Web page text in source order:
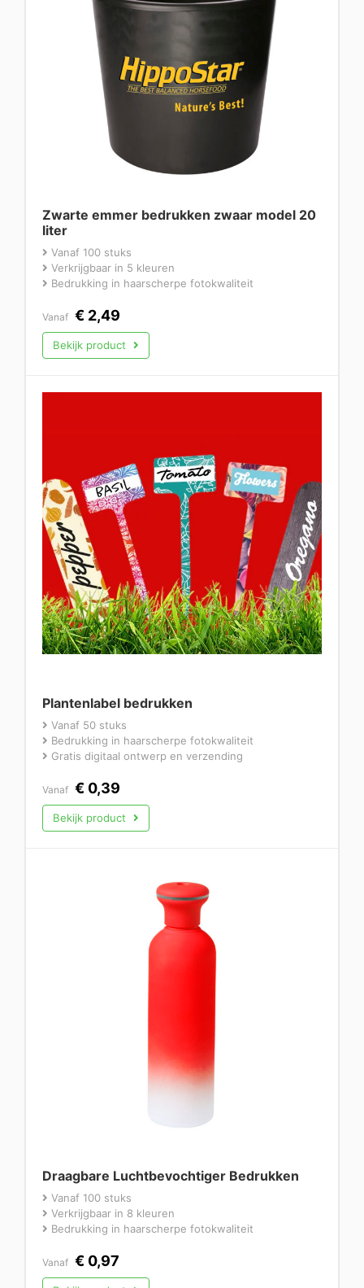
Zwarte emmer bedrukken zwaar model 20
liter
Vanaf 100 stuks
Verkrijgbaar in 5 kleuren
Bedrukking in haarscherpe fotokwaliteit
Vanaf € 2,49
Bekijk product
Plantenlabel bedrukken
Vanaf 50 stuks
Bedrukking in haarscherpe fotokwaliteit
Gratis digitaal ontwerp en verzending
Vanaf € 0,39
Bekijk product
Draagbare Luchtbevochtiger Bedrukken
Vanaf 100 stuks
Verkrijgbaar in 8 kleuren
Bedrukking in haarscherpe fotokwaliteit
Vanaf € 0,97